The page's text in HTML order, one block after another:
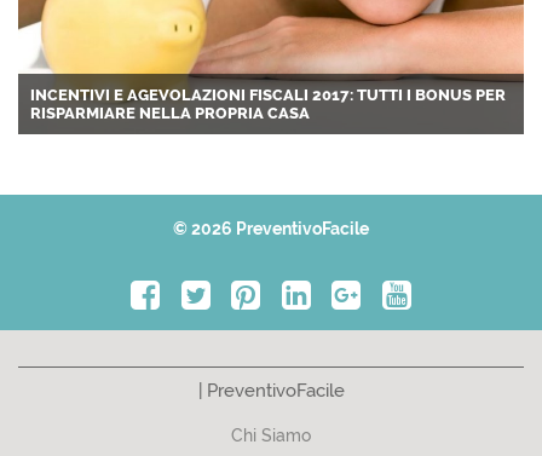
Preventivo per Finestre Tufillo
Preventivo per Finestre Vacri
Preventivo per Finestre Vasto
Preventivo per Finestre Villa Santa Maria
Preventivo per Finestre Villalfonsina
Preventivo per Finestre Villamagna
INCENTIVI E AGEVOLAZIONI FISCALI 2017: TUTTI I BONUS PER
RISPARMIARE NELLA PROPRIA CASA
© 2026 PreventivoFacile
| PreventivoFacile
Chi Siamo